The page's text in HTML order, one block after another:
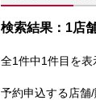
検索結果：1店
全1件中1件目を
予約申込する店舗